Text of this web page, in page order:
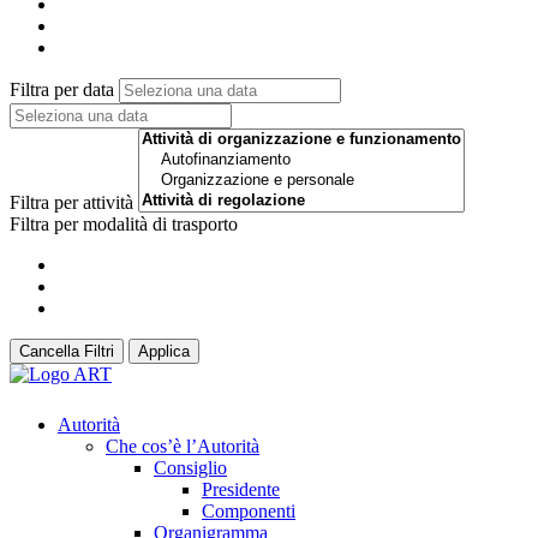
Filtra per data
Filtra per attività
Filtra per modalità di trasporto
Cancella Filtri Applica
Autorità
Che cos’è l’Autorità
Consiglio
Presidente
Componenti
Organigramma